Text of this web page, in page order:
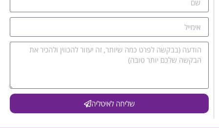
שליחה לאיטליה